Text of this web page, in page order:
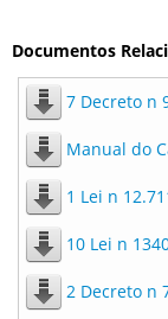
Documentos
7 Decreto n
Manual do
1 Lei n
10 Lei n
2 Decreto n